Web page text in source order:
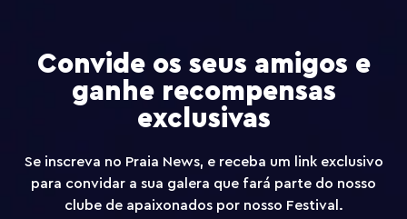
Convide os seus amigos e
ganhe recompensas
exclusivas
Se inscreva no Praia News, e receba um link exclusivo
para convidar a sua galera que fará parte do nosso
clube de apaixonados por nosso Festival.